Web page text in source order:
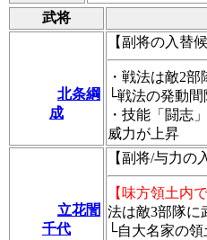
武将
北条綱
成
【副将の入替候
・戦法は敵2
└戦法の発動
・技能「闘志
威力が上昇
立花誾
千代
【副将/与力の
【味方領土内
法は敵3部隊に
└自大名家の